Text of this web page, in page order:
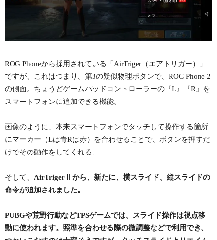
ROG Phoneから採用されている「AirTriger（エアトリガー）」
ですが、これはつまり、第3の疑似物理ボタンで、ROG Phone 2
の側面。ちょうどゲームパッドコントローラーの『L』『R』を
スマートフォンに追加できる機能。
画像のように、本来スマートフォンでタッチして操作する箇所
にマーカー（Lは青Rは赤）を合わせることで、ボタンを押すだ
けでその動作をしてくれる。
そして、 AirTrigerⅡから、新たに、横スライド、縦スライドの
命令が追加されました。
PUBGや荒野行動などTPSゲームでは、スライド操作は視点移
動に使われます。照準を合わせる際の微調整などで利用でき、